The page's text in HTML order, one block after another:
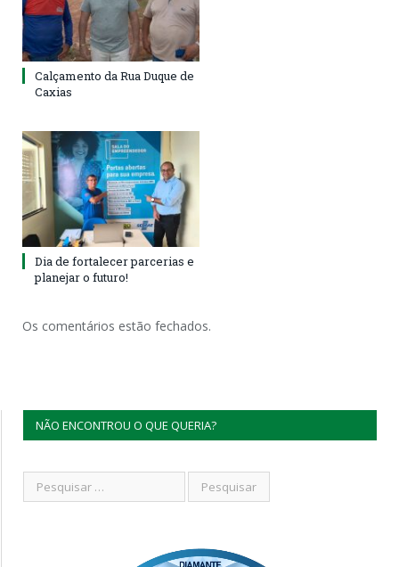
Calçamento da Rua Duque de
Caxias
Dia de fortalecer parcerias e
planejar o futuro!
Os comentários estão fechados.
NÃO ENCONTROU O QUE QUERIA?